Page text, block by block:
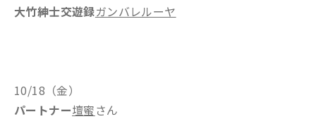
大竹紳士交遊録ガンバレルーヤ
10/18（金）
パートナー壇蜜さん